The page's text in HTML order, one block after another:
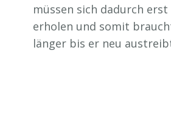
müssen sich dadurch
erholen und somit
länger bis er neu